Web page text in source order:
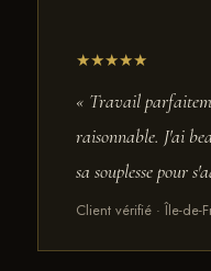
★★★★★
« Travail
raisonnable. J'ai
sa souplesse pour
Client vérifié · Île-de-